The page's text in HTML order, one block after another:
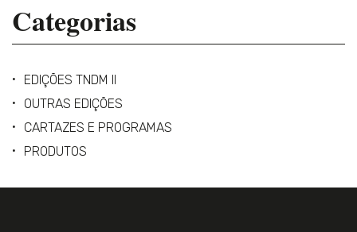
Categorias
EDIÇÕES TNDM II
OUTRAS EDIÇÕES
CARTAZES E PROGRAMAS
PRODUTOS